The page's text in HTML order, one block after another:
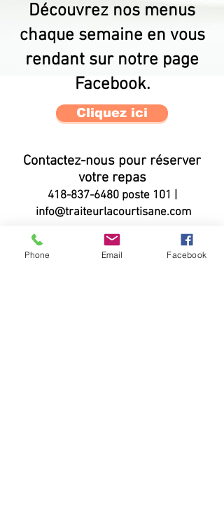
Découvrez nos menus
chaque semaine en vous
rendant sur notre page
Facebook.
Cliquez ici
Contactez-nous pour réserver
votre repas
418-837-6480poste 101 |
info@traiteurlacourtisane.com
Phone Email Facebook